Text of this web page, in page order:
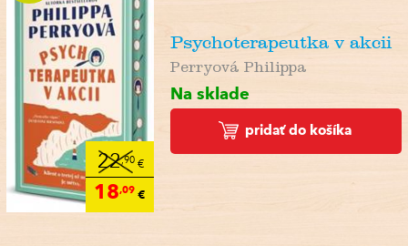
22,90€
18,09€
Psychoterapeutka v akcii
Perryová Philippa
Na sklade
pridať do košíka